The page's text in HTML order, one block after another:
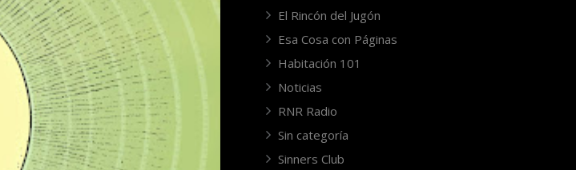
El Rincón del Jugón
Esa Cosa con Páginas
Habitación 101
Noticias
RNR Radio
Sin categoría
Sinners Club